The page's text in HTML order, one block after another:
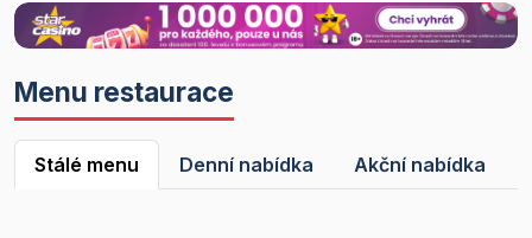
Menu restaurace
Stálé menu Denní nabídka Akční nabídka